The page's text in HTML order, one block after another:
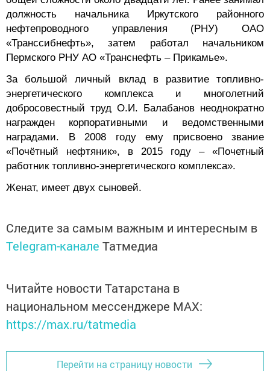
должность начальника Иркутского районного
нефтепроводного управления (РНУ) ОАО
«Транссибнефть», затем работал начальником
Пермского РНУ АО «Транснефть – Прикамье».
За большой личный вклад в развитие топливно-
энергетического комплекса и многолетний
добросовестный труд О.И. Балабанов неоднократно
награжден корпоративными и ведомственными
наградами. В 2008 году ему присвоено звание
«Почётный нефтяник», в 2015 году – «Почетный
работник топливно-энергетического комплекса».
Женат, имеет двух сыновей.
Следите за самым важным и интересным в
Telegram-канале Татмедиа
Читайте новости Татарстана в
национальном мессенджере MАХ:
https://max.ru/tatmedia
Перейти на страницу новости